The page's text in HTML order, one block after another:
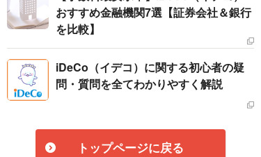
おすすめ金融機関7選【証券会社＆銀行
を比較】
iDeCo（イデコ）に関する初心者の疑
問・質問を全てわかりやすく解説
トップページに戻る